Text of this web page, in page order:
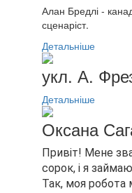
Алан Бредлі -
сценаріст.
Детальніше
укл. А.
Детальніше
Оксана
Привіт! Мене
сорок, і я
Так, моя робота